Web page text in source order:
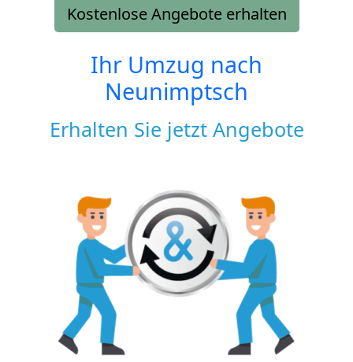
Kostenlose Angebote erhalten
Ihr Umzug nach
Neunimptsch
Erhalten Sie jetzt Angebote